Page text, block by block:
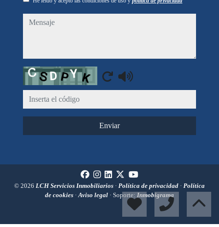
mensaje
Captcha
Enviar
© 2026 LCH Servicios Inmobiliarios · Política de privacidad · Política
de cookies ·Aviso legal · Soporte: Inmobigrama